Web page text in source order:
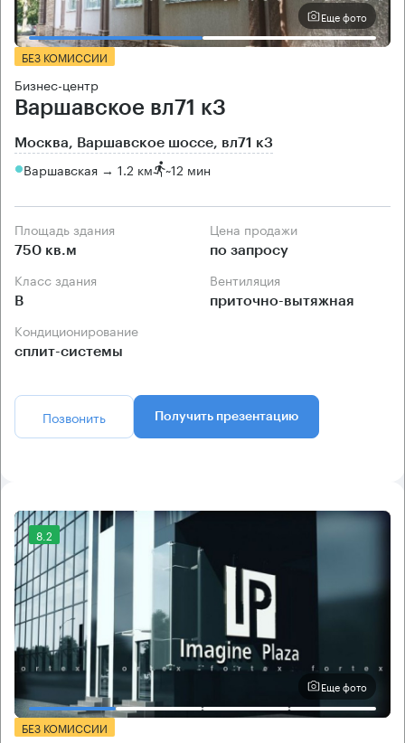
Еще фото
БЕЗ КОМИССИИ
Бизнес-центр
Варшавское вл71 к3
Москва, Варшавское шоссе, вл71 к3
Варшавская → 1.2 км ~12 мин
Площадь здания
750 кв.м
Цена продажи
по запросу
Класс здания
B
Вентиляция
приточно-вытяжная
Кондиционирование
сплит-системы
Позвонить Получить презентацию
8.2
Еще фото
БЕЗ КОМИССИИ